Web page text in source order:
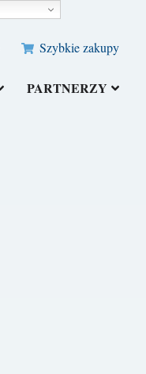
Szybkie zakupy
PARTNERZY